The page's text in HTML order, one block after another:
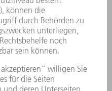
Werkzeugmaschinen
33222
- 17:30 Uhr
Service App Mo - Fr:
07:00 - 12:00 Uhr